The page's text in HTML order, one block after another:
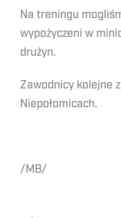
Na treningu
wypożyczeni w
drużyn.
Zawodnicy kolejne
Niepołomicach.
/MB/